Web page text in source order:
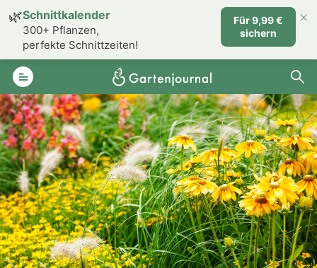
🌿Schnittkalender
300+ Pflanzen,
perfekte Schnittzeiten!
Für 9,99 €
sichern
×